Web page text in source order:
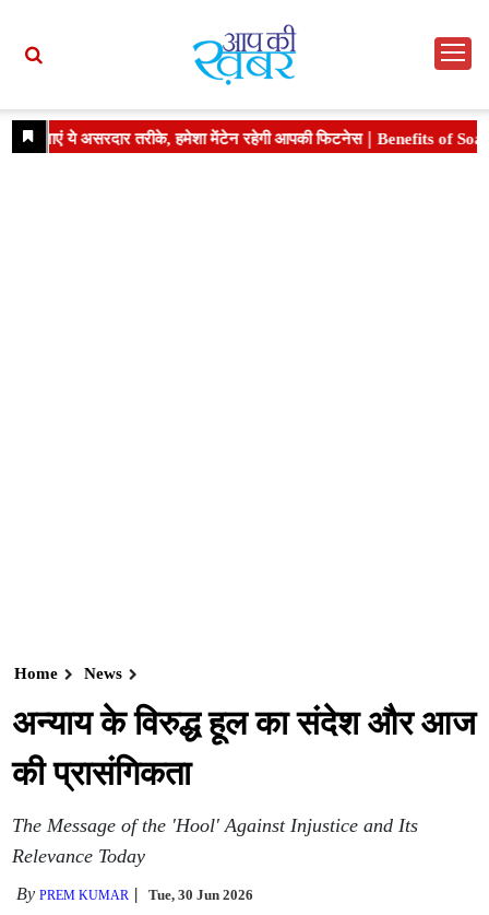
Home News
अन्याय के विरुद्ध हूल का संदेश और आज
की प्रासंगिकता
The Message of the 'Hool' Against Injustice and Its
Relevance Today
ByPREM KUMAR Tue, 30 Jun 2026